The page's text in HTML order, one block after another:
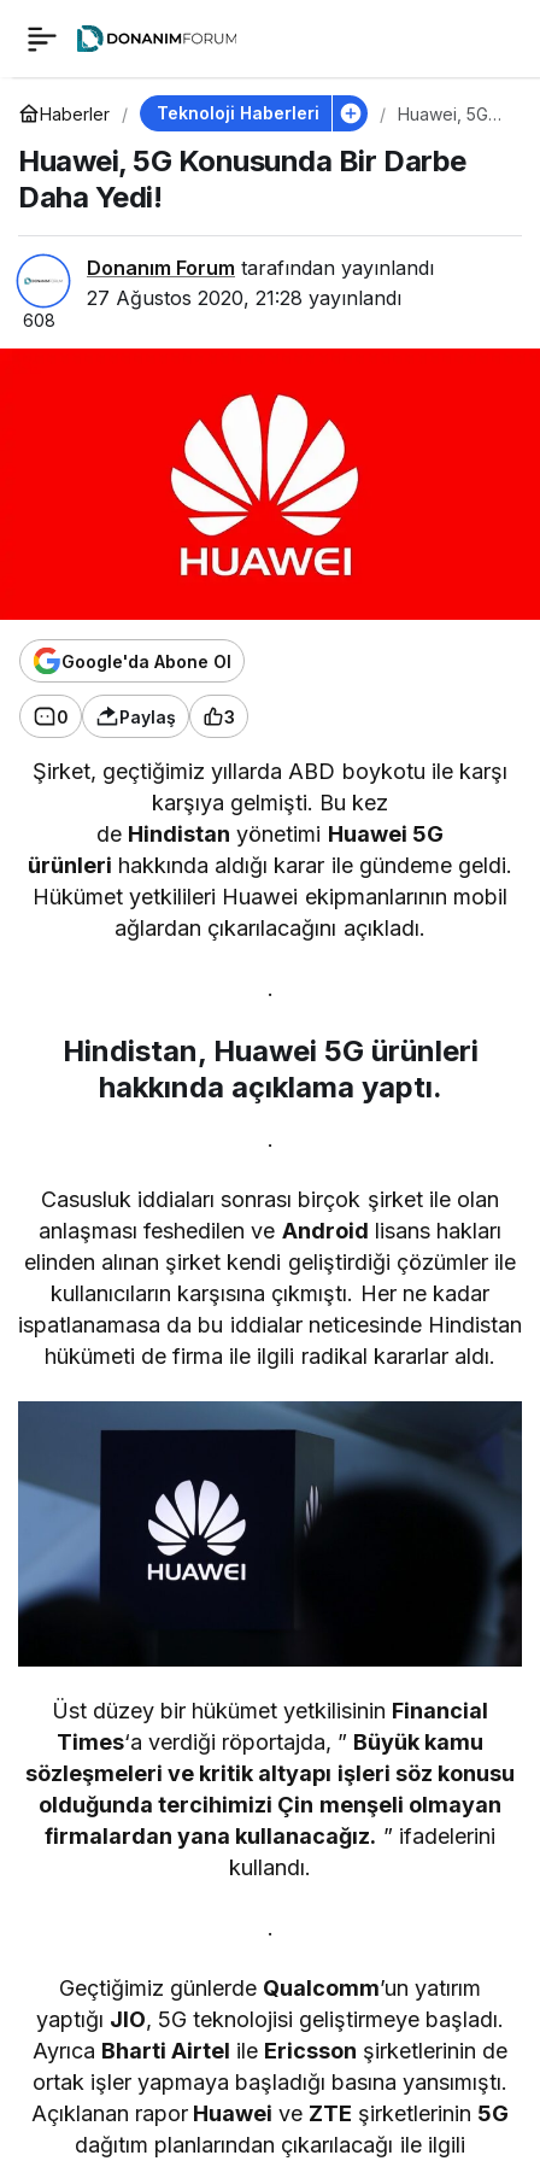
Haberler Teknoloji Haberleri
Huawei, 5G
Bir Darbe
Daha Yedi!
Huawei, 5G Konusunda Bir Darbe
Daha Yedi!
Donanım Forum tarafından yayınlandı
27 Ağustos 2020, 21:28 yayınlandı
608
Google'da Abone Ol
0 Paylaş 3
Şirket, geçtiğimiz yıllarda ABD boykotu ile karşı
karşıya gelmişti. Bu kez
de Hindistan yönetimi Huawei 5G
ürünleri hakkında aldığı karar ile gündeme geldi.
Hükümet yetkilileri Huawei ekipmanlarının mobil
ağlardan çıkarılacağını açıkladı.
.
Hindistan, Huawei 5G ürünleri
hakkında açıklama yaptı.
.
Casusluk iddiaları sonrası birçok şirket ile olan
anlaşması feshedilen ve Android lisans hakları
elinden alınan şirket kendi geliştirdiği çözümler ile
kullanıcıların karşısına çıkmıştı. Her ne kadar
ispatlanamasa da bu iddialar neticesinde Hindistan
hükümeti de firma ile ilgili radikal kararlar aldı.
Üst düzey bir hükümet yetkilisinin Financial
Times‘a verdiği röportajda, ” Büyük kamu
sözleşmeleri ve kritik altyapı işleri söz konusu
olduğunda tercihimizi Çin menşeli olmayan
firmalardan yana kullanacağız. ” ifadelerini
kullandı.
.
Geçtiğimiz günlerde Qualcomm’un yatırım
yaptığı JIO, 5G teknolojisi geliştirmeye başladı.
Ayrıca Bharti Airtel ile Ericsson şirketlerinin de
ortak işler yapmaya başladığı basına yansımıştı.
Açıklanan rapor Huawei ve ZTE şirketlerinin 5G
dağıtım planlarından çıkarılacağı ile ilgili
Huawei, 5G
Konusunda Bir Darbe
Daha Yedi!